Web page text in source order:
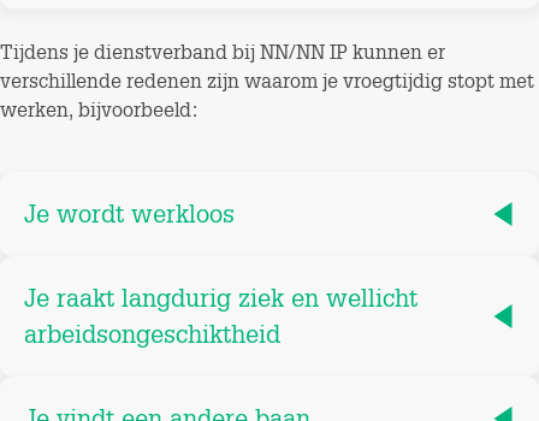
Tijdens je dienstverband bij NN/NN IP kunnen er
verschillende redenen zijn waarom je vroegtijdig stopt met
werken, bijvoorbeeld:
Je wordt werkloos
Je raakt langdurig ziek en wellicht
arbeidsongeschiktheid